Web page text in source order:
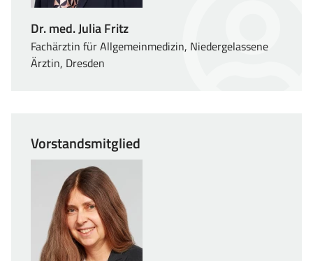
Dr. med. Julia Fritz
Fachärztin für Allgemeinmedizin, Niedergelassene
Ärztin, Dresden
Vorstandsmitglied